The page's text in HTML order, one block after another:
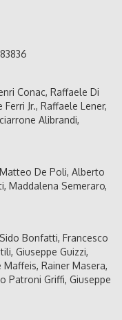
Conac, Raffaele Di
Jr., Raffaele Lener,
Alibrandi,
De Poli, Alberto
Maddalena Semeraro,
Bonfatti, Francesco
Giuseppe Guizzi,
Rainer Masera,
Patroni Griffi, Giuseppe